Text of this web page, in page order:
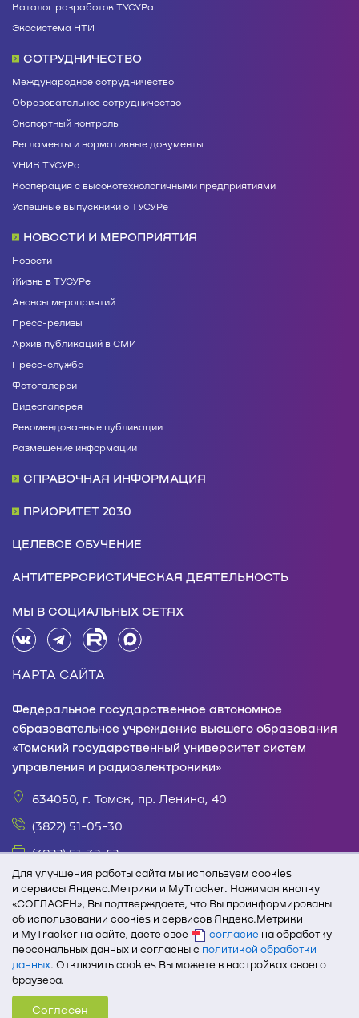
Для улучшения работы сайта мы используем cookies
и сервисы Яндекс.Метрики и MyTracker. Нажимая кнопку
«СОГЛАСЕН», Вы подтверждаете, что Вы проинформированы
об использовании cookies и сервисов Яндекс.Метрики
и MyTracker на сайте, даете свое
согласие на обработку
персональных данных и согласны с политикой обработки
данных. Отключить cookies Вы можете в настройках своего
браузера.
Согласен
Каталог разработок ТУСУРа
Экосистема НТИ
СОТРУДНИЧЕСТВО
Международное сотрудничество
Образовательное сотрудничество
Экспортный контроль
Регламенты и нормативные документы
УНИК ТУСУРа
Кооперация с высокотехнологичными предприятиями
Успешные выпускники о ТУСУРе
НОВОСТИ И МЕРОПРИЯТИЯ
Новости
Жизнь в ТУСУРе
Анонсы мероприятий
Пресс-релизы
Архив публикаций в СМИ
Пресс-служба
Фотогалереи
Видеогалерея
Рекомендованные публикации
Размещение информации
СПРАВОЧНАЯ ИНФОРМАЦИЯ
ПРИОРИТЕТ 2030
ЦЕЛЕВОЕ ОБУЧЕНИЕ
АНТИТЕРРОРИСТИЧЕСКАЯ ДЕЯТЕЛЬНОСТЬ
МЫ В СОЦИАЛЬНЫХ СЕТЯХ
КАРТА САЙТА
Федеральное государственное автономное
образовательное учреждение высшего образования
«Томский государственный университет систем
управления и радиоэлектроники»
634050, г. Томск, пр. Ленина, 40
(3822) 51-05-30
(3822) 51-32-62
office@tusur.ru
пн. – пт., 8:30 – 17:30, обед, 13:00 – 14:00
При полном или частичном использовании текстовых
и графических материалов с сайта edu.tusur.ru
активная ссылка на сайт ТУСУРа обязательна.